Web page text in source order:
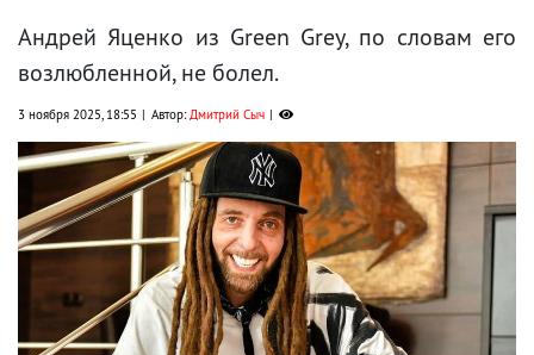
Андрей Яценко из Green Grey, по словам его
возлюбленной, не болел.
3 ноября 2025, 18:55 Автор:Дмитрий Сыч